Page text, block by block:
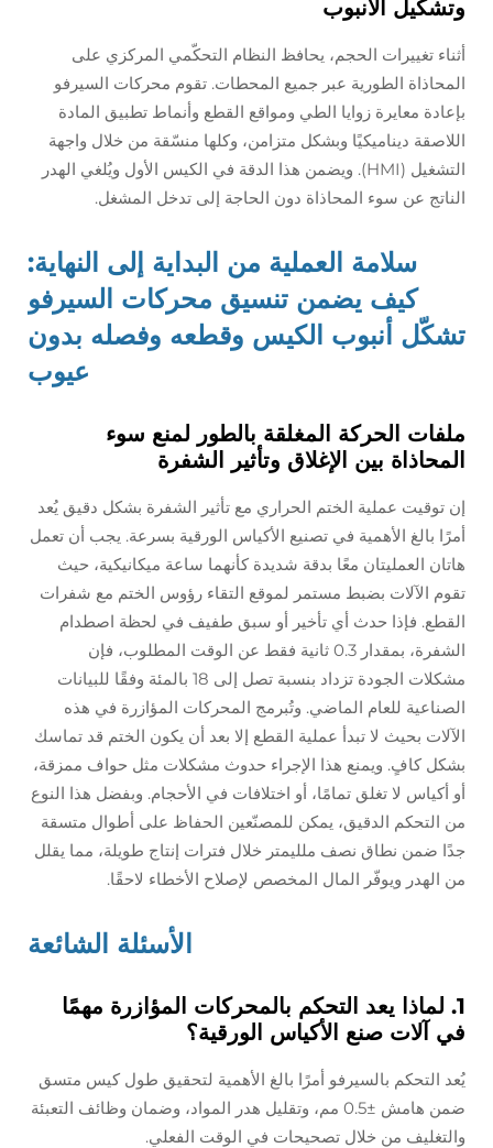
وتشكيل الأنبوب
أثناء تغييرات الحجم، يحافظ النظام التحكّمي المركزي على
المحاذاة الطورية عبر جميع المحطات. تقوم محركات السيرفو
بإعادة معايرة زوايا الطي ومواقع القطع وأنماط تطبيق المادة
اللاصقة ديناميكيًا وبشكل متزامن، وكلها منسّقة من خلال واجهة
التشغيل (HMI). ويضمن هذا الدقة في الكيس الأول ويُلغي الهدر
الناتج عن سوء المحاذاة دون الحاجة إلى تدخل المشغل.
سلامة العملية من البداية إلى النهاية:
كيف يضمن تنسيق محركات السيرفو
تشكّل أنبوب الكيس وقطعه وفصله بدون
عيوب
ملفات الحركة المغلقة بالطور لمنع سوء
المحاذاة بين الإغلاق وتأثير الشفرة
إن توقيت عملية الختم الحراري مع تأثير الشفرة بشكل دقيق يُعد
أمرًا بالغ الأهمية في تصنيع الأكياس الورقية بسرعة. يجب أن تعمل
هاتان العمليتان معًا بدقة شديدة كأنهما ساعة ميكانيكية، حيث
تقوم الآلات بضبط مستمر لموقع التقاء رؤوس الختم مع شفرات
القطع. فإذا حدث أي تأخير أو سبق طفيف في لحظة اصطدام
الشفرة، بمقدار 0.3 ثانية فقط عن الوقت المطلوب، فإن
مشكلات الجودة تزداد بنسبة تصل إلى 18 بالمئة وفقًا للبيانات
الصناعية للعام الماضي. وتُبرمج المحركات المؤازرة في هذه
الآلات بحيث لا تبدأ عملية القطع إلا بعد أن يكون الختم قد تماسك
بشكل كافٍ. ويمنع هذا الإجراء حدوث مشكلات مثل حواف ممزقة،
أو أكياس لا تغلق تمامًا، أو اختلافات في الأحجام. وبفضل هذا النوع
من التحكم الدقيق، يمكن للمصنّعين الحفاظ على أطوال متسقة
جدًا ضمن نطاق نصف ملليمتر خلال فترات إنتاج طويلة، مما يقلل
من الهدر ويوفّر المال المخصص لإصلاح الأخطاء لاحقًا.
الأسئلة الشائعة
1. لماذا يعد التحكم بالمحركات المؤازرة مهمًا
في آلات صنع الأكياس الورقية؟
يُعد التحكم بالسيرفو أمرًا بالغ الأهمية لتحقيق طول كيس متسق
ضمن هامش ±0.5 مم، وتقليل هدر المواد، وضمان وظائف التعبئة
والتغليف من خلال تصحيحات في الوقت الفعلي.